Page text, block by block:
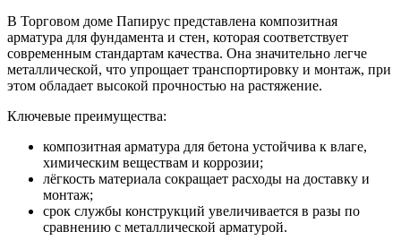
В Торговом доме Папирус представлена композитная
арматура для фундамента и стен, которая соответствует
современным стандартам качества. Она значительно легче
металлической, что упрощает транспортировку и монтаж, при
этом обладает высокой прочностью на растяжение.
Ключевые преимущества:
композитная арматура для бетона устойчива к влаге,
химическим веществам и коррозии;
лёгкость материала сокращает расходы на доставку и
монтаж;
срок службы конструкций увеличивается в разы по
сравнению с металлической арматурой.